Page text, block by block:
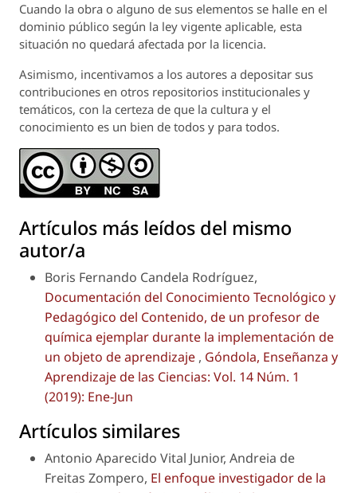
Cuando la obra o alguno de sus elementos se halle en el
dominio público según la ley vigente aplicable, esta
situación no quedará afectada por la licencia.
Asimismo, incentivamos a los autores a depositar sus
contribuciones en otros repositorios institucionales y
temáticos, con la certeza de que la cultura y el
conocimiento es un bien de todos y para todos.
Artículos más leídos del mismo
autor/a
Boris Fernando Candela Rodríguez,
Documentación del Conocimiento Tecnológico y
Pedagógico del Contenido, de un profesor de
química ejemplar durante la implementación de
un objeto de aprendizaje , Góndola, Enseñanza y
Aprendizaje de las Ciencias: Vol. 14 Núm. 1
(2019): Ene-Jun
Artículos similares
Antonio Aparecido Vital Junior, Andreia de
Freitas Zompero, El enfoque investigador de la